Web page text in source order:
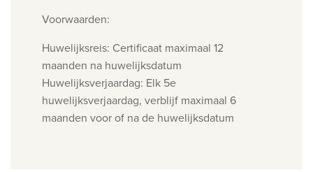
Voorwaarden:
Huwelijksreis: Certificaat maximaal 12
maanden na huwelijksdatum
Huwelijksverjaardag: Elk 5e
huwelijksverjaardag, verblijf maximaal 6
maanden voor of na de huwelijksdatum